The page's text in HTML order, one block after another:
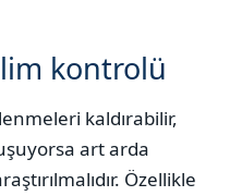
kontrolü
kaldırabilir,
art arda
Özellikle